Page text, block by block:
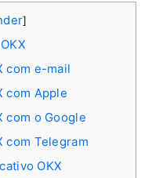
]
com e-mail
com Apple
com o Google
com Telegram
OKX